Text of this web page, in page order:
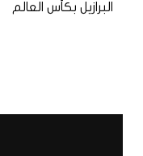
البرازيل بكأس العالم